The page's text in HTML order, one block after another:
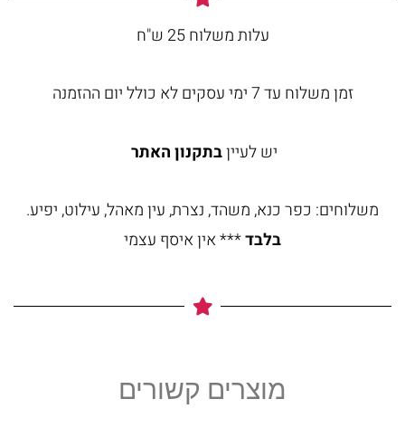
עלות משלוח 25 ש"ח
זמן משלוח עד 7 ימי עסקים לא כולל יום ההזמנה
יש לעייןבתקנון האתר
משלוחים: כפר כנא, משהד, נצרת, עין מאהל, עילוט, יפיע.
בלבד*** אין איסף עצמי
מוצרים קשורים